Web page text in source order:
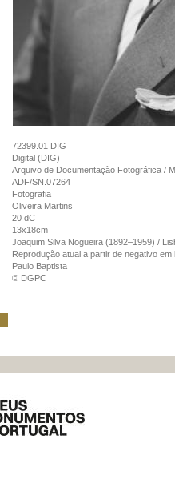
72399.01 DIG
Digital (DIG)
Arquivo de Documentação Fotográfica /
ADF/SN.07264
Fotografia
Oliveira Martins
20 dC
13x18cm
Joaquim Silva Nogueira (1892–1959) /
Reprodução atual a partir de negativo em
Paulo Baptista
© DGPC